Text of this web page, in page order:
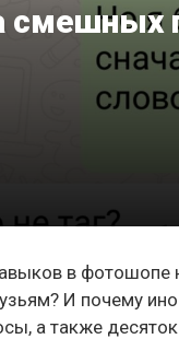
в фотошопе
И почему
а также